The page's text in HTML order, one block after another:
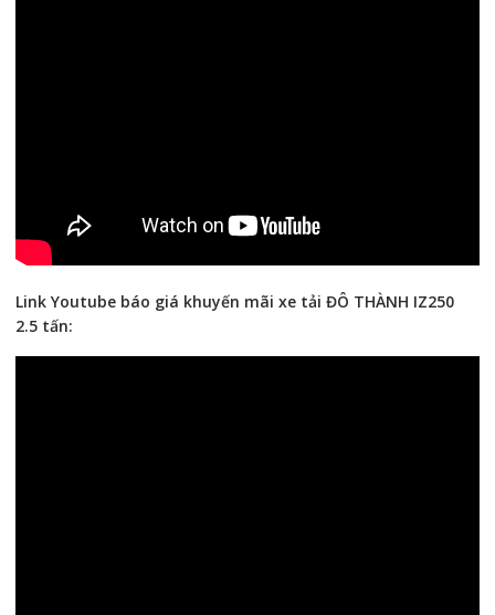
Link Youtube báo giá khuyến mãi xe tải ĐÔ THÀNH IZ250
2.5 tấn: